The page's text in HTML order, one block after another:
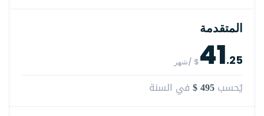
المتقدمة
41.25 $ /شهر
يُحسب $ 495 في السنة